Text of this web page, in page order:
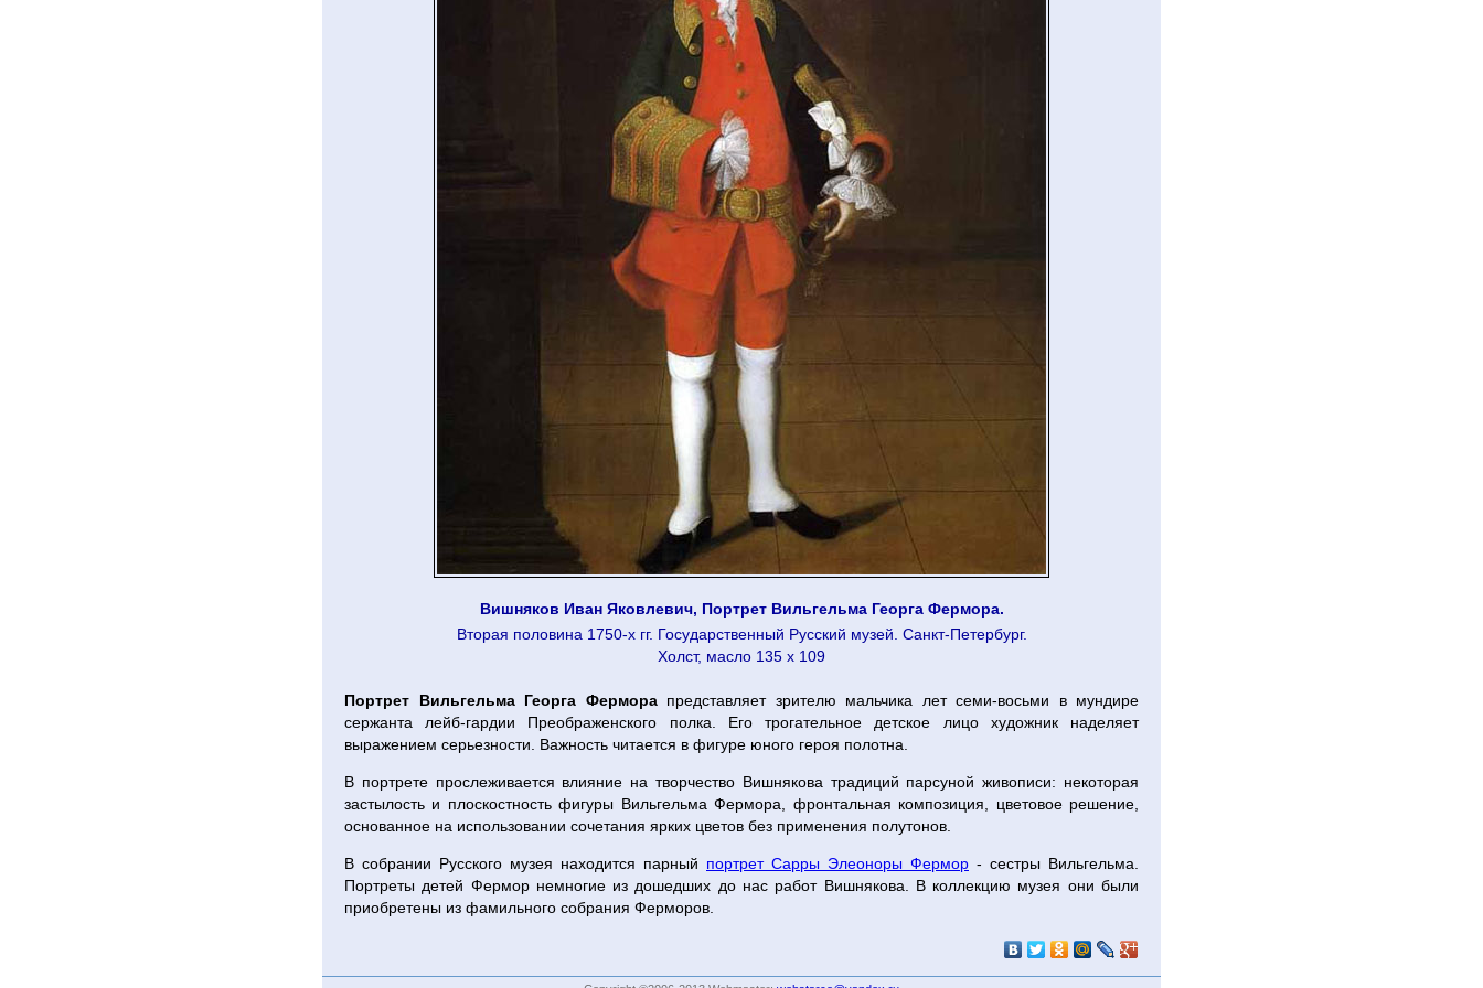
Вишняков Иван Яковлевич, Портрет Вильгельма Георга Фермора.
Вторая половина 1750-х гг. Государственный Русский музей. Санкт-Петербург.
Холст, масло 135 х 109
Портрет Вильгельма Георга Ферморапредставляет зрителю мальчика лет семи-восьми в мундире
сержанта лейб-гардии Преображенского полка. Его трогательное детское лицо художник наделяет
выражением серьезности. Важность читается в фигуре юного героя полотна.
В портрете прослеживается влияние на творчество Вишнякова традиций парсуной живописи: некоторая
застылость и плоскостность фигуры Вильгельма Фермора, фронтальная композиция, цветовое решение,
основанное на использовании сочетания ярких цветов без применения полутонов.
В собрании Русского музея находится парный портрет Сарры Элеоноры Фермор - сестры Вильгельма.
Портреты детей Фермор немногие из дошедших до нас работ Вишнякова. В коллекцию музея они были
приобретены из фамильного собрания Ферморов.